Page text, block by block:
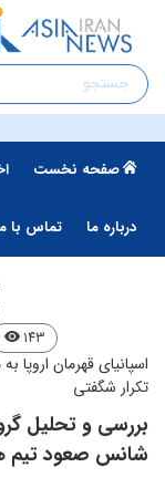
صفحه نخست
درباره ما تماس با
۱۴۳
اسپانیای قهرمان
تکرار شگفتی
شانس صعود تیم